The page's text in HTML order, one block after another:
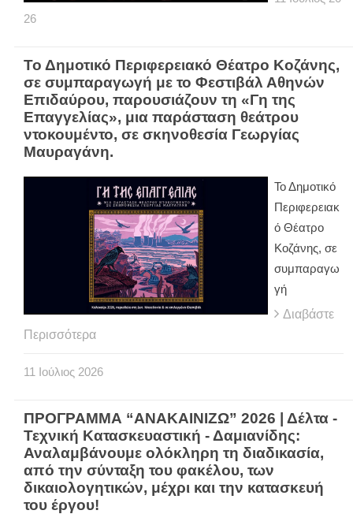
26
Το Δημοτικό Περιφερειακό Θέατρο Κοζάνης,
σε συμπαραγωγή με το Φεστιβάλ Αθηνών
Επιδαύρου, παρουσιάζουν τη «Γη της
Επαγγελίας», μια παράσταση θεάτρου
ντοκουμέντο, σε σκηνοθεσία Γεωργίας
Μαυραγάνη.
Το Δημοτικό
Περιφερειακ
ό Θέατρο
Κοζάνης, σε
συμπαραγω
γή
Διαβάστε
Περισσότερα
11 Ιούλιος 2026
ΠΡΟΓΡΑΜΜΑ “ΑΝΑΚΑΙΝΙΖΩ” 2026 | Δέλτα -
Τεχνική Κατασκευαστική - Δαμιανίδης:
Αναλαμβάνουμε ολόκληρη τη διαδικασία,
από την σύνταξη του φακέλου, των
δικαιολογητικών, μέχρι και την κατασκευή
του έργου!